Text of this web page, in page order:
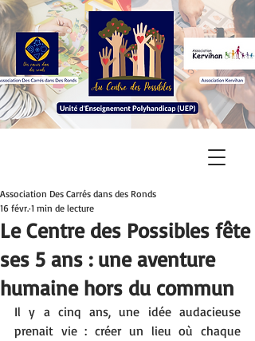
Le Centre des Possibles fête
ses 5 ans : une aventure
humaine hors du commun
Association Des Carrés dans des Ronds
16 févr. 1 min de lecture
Il y a cinq ans, une idée audacieuse
prenait vie : créer un lieu où chaque